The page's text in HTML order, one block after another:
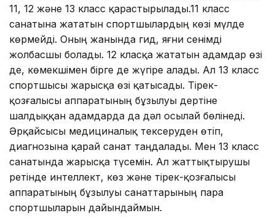
11, 12 және 13 класс қарастырылады.11 класс
санатына жататын спортшылардың көзі мүлде
көрмейді. Оның жанында гид, яғни сенімді
жолбасшы болады. 12 класқа жататын адамдар өзі
де, көмекшімен бірге де жүгіре алады. Ал 13 класс
спортшысы жарысқа өзі қатысады. Тірек-
қозғалысы аппаратының бұзылуы дертіне
шалдыққан адамдарда да дәл осылай бөлінеді.
Әрқайсысы медициналық тексеруден өтіп,
диагнозына қарай санат таңдалады. Мен 13 класс
санатында жарысқа түсемін. Ал жаттықтырушы
ретінде интеллект, көз және тірек-қозғалысы
аппаратының бұзылуы санаттарының пара
спортшыларын дайындаймын.